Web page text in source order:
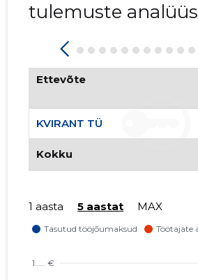
tulemuste analüüs
Ettevõte
KVIRANT TÜ
Kokku
1 aasta 5 aastat MAX